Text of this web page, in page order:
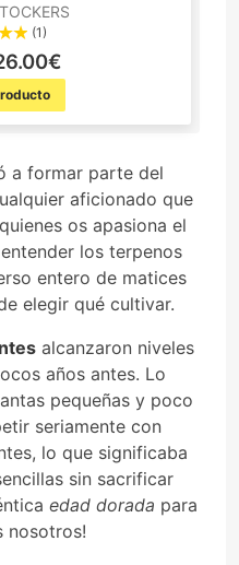
(1)
a formar parte del
aficionado que
os apasiona el
los terpenos
entero de matices
elegir qué cultivar.
alcanzaron niveles
años antes. Lo
pequeñas y poco
seriamente con
lo que significaba
sin sacrificar
edad dorada para
nosotros!